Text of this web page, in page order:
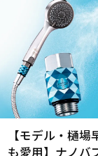
【モデル・樋場
も愛用】ナノバ